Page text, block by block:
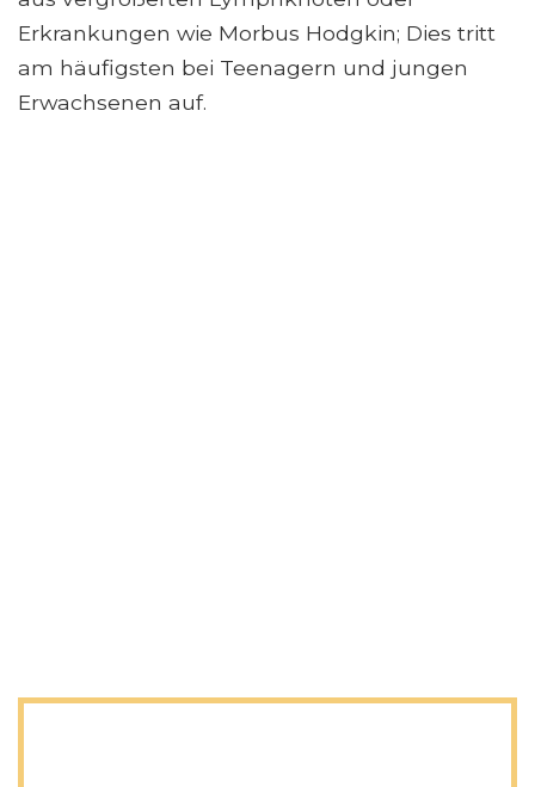
Erkrankungen wie Morbus Hodgkin; Dies tritt
am häufigsten bei Teenagern und jungen
Erwachsenen auf.